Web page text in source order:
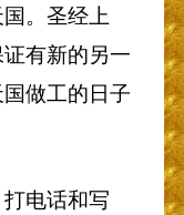
。圣经上
有新的另一
做工的日子
电话和写